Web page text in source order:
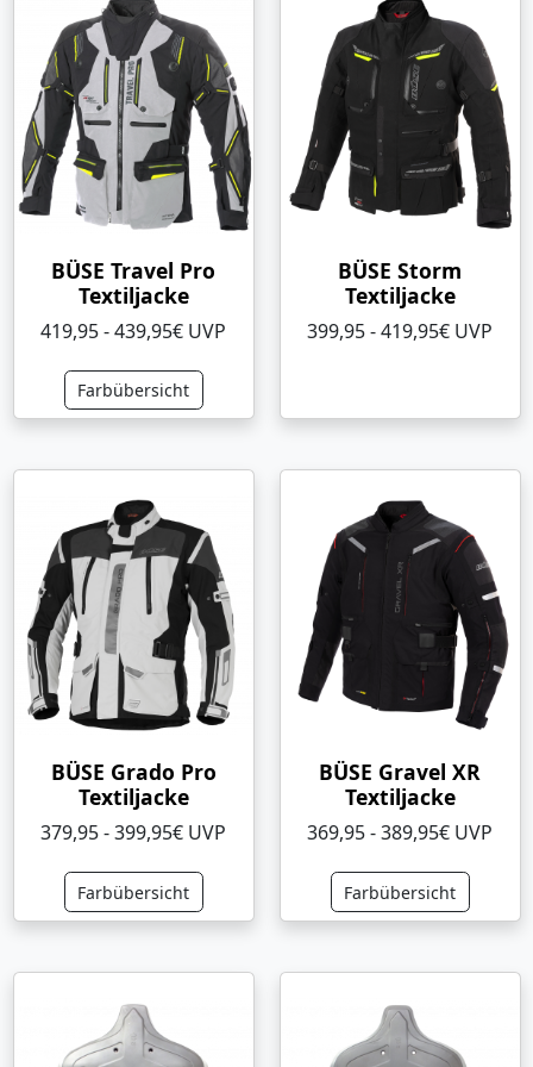
BÜSE Travel Pro
Textiljacke
419,95 - 439,95€ UVP
Farbübersicht
BÜSE Storm
Textiljacke
399,95 - 419,95€ UVP
BÜSE Grado Pro
Textiljacke
379,95 - 399,95€ UVP
Farbübersicht
BÜSE Gravel XR
Textiljacke
369,95 - 389,95€ UVP
Farbübersicht